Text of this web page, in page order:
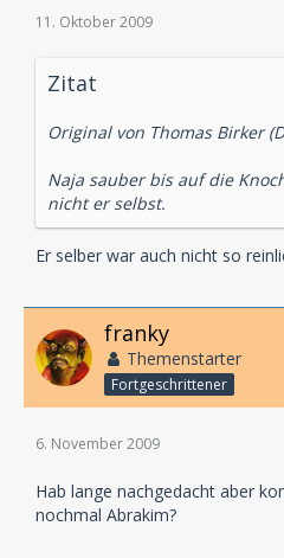
11. Oktober 2009
Zitat
Original von Thomas Birker
Naja sauber bis auf die
nicht er selbst.
Er selber war auch nicht so
franky
Themenstarter
Fortgeschrittener
6. November 2009
Hab lange nachgedacht aber
nochmal Abrakim?